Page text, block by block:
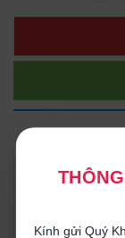
Kính gửi Quý